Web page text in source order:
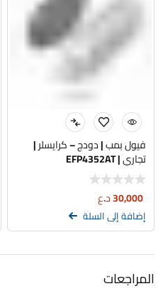
فيول بمب | دودج – كرايسلر |
تجاري | EFP4352AT
30,000د.ع
إضافة إلى السلة
المراجعات